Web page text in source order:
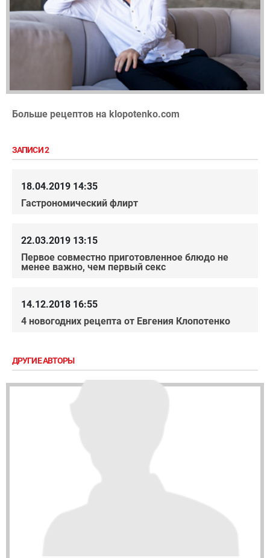
Больше рецептов на klopotenko.com
ЗАПИСИ 2
18.04.2019 14:35
Гастрономический флирт
22.03.2019 13:15
Первое совместно приготовленное блюдо не
менее важно, чем первый секс
14.12.2018 16:55
4 новогодних рецепта от Евгения Клопотенко
ДРУГИЕ АВТОРЫ